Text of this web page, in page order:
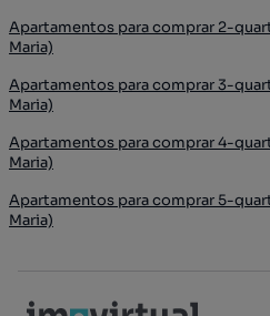
Apartamentos para comprar 2-
Maria)
Apartamentos para comprar 3-
Maria)
Apartamentos para comprar 4-
Maria)
Apartamentos para comprar 5-
Maria)